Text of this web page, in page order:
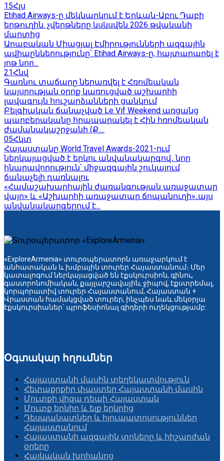
15Հլս
Etihad Airways-ը մեկնարկում է Երևան-Աբու Դաբի
երթուղին. չվերթները կսկսվեն 2026 թվականի
մարտից
Արաբական Միացյալ Էմիրությունների ազգային
ավիաընկերությունը՝ Etihad Airways-ը, հայտարարել է
յոթ նոր...
21Հնվ
Գառնու տաճարը ներառվել է Հռոմեական
կայսրության օրոք կառուցված աշխարհի
լավագույն հուշարձանների ցանկում
Բելգիական ճանաչված Le Vif Weekend առցանց
պարբերականը հրապարակել է Հին հռոմեական
ժամանակաշրջանի (Ք....
05Հկտ
Հայաստանը World Travel Awards-2021-ում
ներկայացված է երկու անվանակարգով․ նոր
հնարավորություն՝ միջազգային շուկայում
ճանաչելի դառնալու
«Համաշախարհային ժառանգության առաջատար
վայր» և «Աշխարհի առաջատար ճոպանուղի»․այս
անվանակարգերում է...
«ExploreArmenia» տուրօպերատորն առաջարկում է
անհատական և խմբային տուրեր Հայաստանում։ Մեր
կատալոգում ներկայացված են էքսկուրսիոն, գինու,
գաստրոնոմիական, քայլարշավային, ջիպով, էքստրեմալ,
կորպորատիվ տուրեր Հայաստանում, Հայաստան +
Վրաստան համակցված տուրեր, ինչպես նաև մեկօրյա
էքսկուրսիաներ` պրոֆեսիոնալ գիդերի ուղեկցությամբ:
Օգտակար հղումներ
Հայաստանի մասին տեղեկատվություն
Հետաքրքիր փաստեր Հայաստանի մասին
Մուտքի վիզա դեպի Հայաստան
Մուտք երկիր և ելք երկրից
Դեսպանատներ և հյուպատոսություններ
Հայաստանում
Հայաստանի ազգային տոները և հիշարժան
օրերը
Հայկական խոհանոց